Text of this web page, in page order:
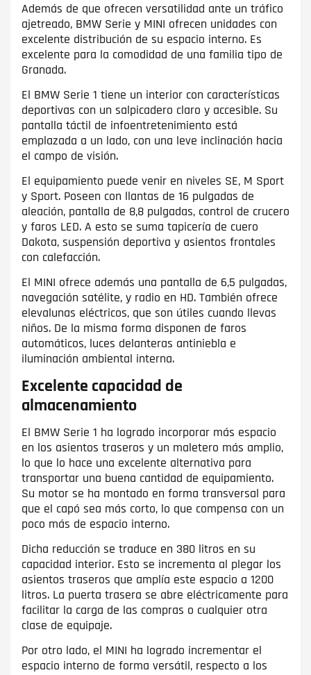
Además de que ofrecen versatilidad ante un tráfico
ajetreado, BMW Serie y MINI ofrecen unidades con
excelente distribución de su espacio interno. Es
excelente para la comodidad de una familia tipo de
Granada.
El BMW Serie 1 tiene un interior con características
deportivas con un salpicadero claro y accesible. Su
pantalla táctil de infoentretenimiento está
emplazada a un lado, con una leve inclinación hacia
el campo de visión.
El equipamiento puede venir en niveles SE, M Sport
y Sport. Poseen con llantas de 16 pulgadas de
aleación, pantalla de 8,8 pulgadas, control de crucero
y faros LED. A esto se suma tapicería de cuero
Dakota, suspensión deportiva y asientos frontales
con calefacción.
El MINI ofrece además una pantalla de 6,5 pulgadas,
navegación satélite, y radio en HD. También ofrece
elevalunas eléctricos, que son útiles cuando llevas
niños. De la misma forma disponen de faros
automáticos, luces delanteras antiniebla e
iluminación ambiental interna.
Excelente capacidad de
almacenamiento
El BMW Serie 1 ha logrado incorporar más espacio
en los asientos traseros y un maletero más amplio,
lo que lo hace una excelente alternativa para
transportar una buena cantidad de equipamiento.
Su motor se ha montado en forma transversal para
que el capó sea más corto, lo que compensa con un
poco más de espacio interno.
Dicha reducción se traduce en 380 litros en su
capacidad interior. Esto se incrementa al plegar los
asientos traseros que amplía este espacio a 1200
litros. La puerta trasera se abre eléctricamente para
facilitar la carga de las compras o cualquier otra
clase de equipaje.
Por otro lado, el MINI ha logrado incrementar el
espacio interno de forma versátil, respecto a los